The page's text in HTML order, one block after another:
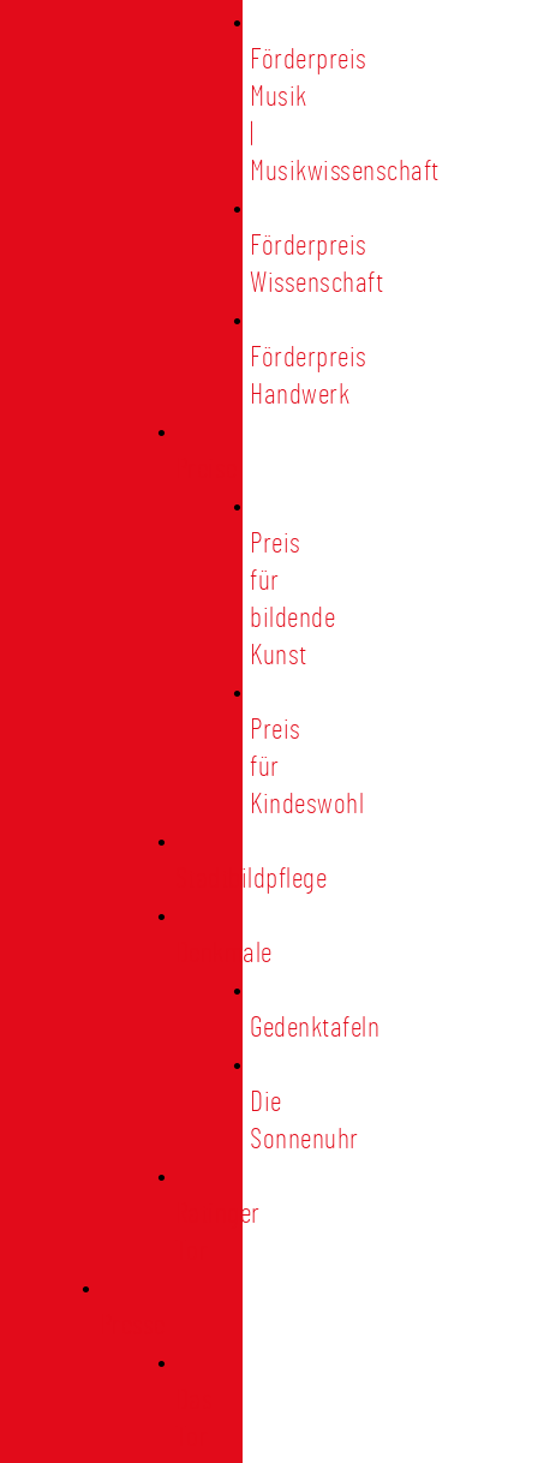
Förderpreis
Musik
Musikwissenschaft
Förderpreis
Wissenschaft
Förderpreis
Handwerk
Preis
für
bildende
Kunst
Preis
für
Kindeswohl
Stadtbildpflege
Denkmale
Gedenktafeln
Die
Sonnenuhr
Ratinger